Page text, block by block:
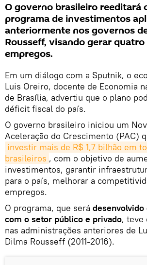
O governo brasileiro reeditará
programa de investimentos
anteriormente nos governos
Rousseff, visando gerar
empregos.
Em um diálogo com a Sputnik, o
Luis Oreiro, docente de Economia
de Brasília, advertiu que o plano
déficit fiscal do país.
O governo brasileiro iniciou um
Aceleração do Crescimento (PAC)
investir mais de R$ 1,7 bilhão em
brasileiros , com o objetivo de
investimentos, garantir
para o país, melhorar a
empregos.
O programa, que será
com o setor público e privado, teve
nas administrações anteriores de
Dilma Rousseff (2011-2016).